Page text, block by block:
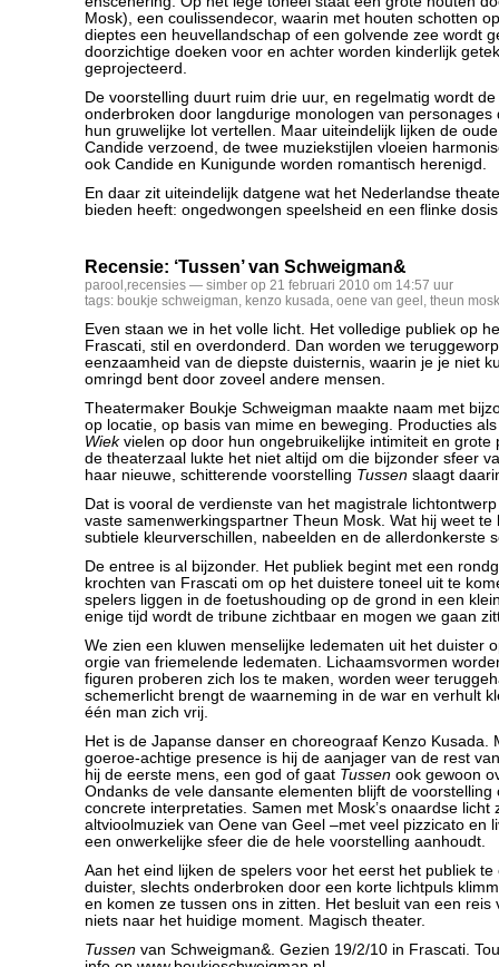
Mosk), een coulissendecor, waarin met houten schotten
dieptes een heuvellandschap of een golvende zee wordt
doorzichtige doeken voor en achter worden kinderlijk
geprojecteerd.
De voorstelling duurt ruim drie uur, en regelmatig wordt
onderbroken door langdurige monologen van personages
hun gruwelijke lot vertellen. Maar uiteindelijk lijken de
Candide verzoend, de twee muziekstijlen vloeien
ook Candide en Kunigunde worden romantisch herenigd.
En daar zit uiteindelijk datgene wat het Nederlandse
bieden heeft: ongedwongen speelsheid en een flinke
Recensie: ‘Tussen’ van Schweigman&
parool ,recensies — simber op 21 februari 2010 om 14:57 uur
tags: boukje schweigman, kenzo kusada, oene van geel , theun mosk
Even staan we in het volle licht. Het volledige publiek op
Frascati, stil en overdonderd. Dan worden we
eenzaamheid van de diepste duisternis, waarin je je niet
omringd bent door zoveel andere mensen.
Theatermaker Boukje Schweigman maakte naam met
op locatie, op basis van mime en beweging. Producties
Wiekvielen op door hun ongebruikelijke intimiteit en grote
de theaterzaal lukte het niet altijd om die bijzonder sfeer
haar nieuwe, schitterende voorstelling Tussen slaagt
Dat is vooral de verdienste van het magistrale lichtontwerp
vaste samenwerkingspartner Theun Mosk. Wat hij weet te
subtiele kleurverschillen, nabeelden en de allerdonkerste
De entree is al bijzonder. Het publiek begint met een
krochten van Frascati om op het duistere toneel uit te
spelers liggen in de foetushouding op de grond in een
enige tijd wordt de tribune zichtbaar en mogen we gaan
We zien een kluwen menselijke ledematen uit het duister
orgie van friemelende ledematen. Lichaamsvormen
figuren proberen zich los te maken, worden weer
schemerlicht brengt de waarneming in de war en verhult
één man zich vrij.
Het is de Japanse danser en choreograaf Kenzo Kusada.
goeroe-achtige presence is hij de aanjager van de rest
hij de eerste mens, een god of gaat Tussen ook gewoon
Ondanks de vele dansante elementen blijft de voorstelling
concrete interpretaties. Samen met Mosk’s onaardse licht
altvioolmuziek van Oene van Geel –met veel pizzicato en
een onwerkelijke sfeer die de hele voorstelling aanhoudt.
Aan het eind lijken de spelers voor het eerst het publiek
duister, slechts onderbroken door een korte lichtpuls
en komen ze tussen ons in zitten. Het besluit van een reis
niets naar het huidige moment. Magisch theater.
Tussen van Schweigman&. Gezien 19/2/10 in Frascati.